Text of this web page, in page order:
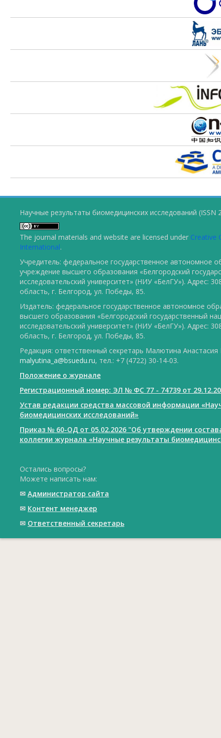
Научные результаты биомедицинских исследований (ISSN
The journal materials and website are licensed under Creative
International.
Учредитель: федеральное государственное автономное
учреждение высшего образования «Белгородский
исследовательский университет» (НИУ «БелГУ»). Адрес:
область, г. Белгород, ул. Победы, 85.
Издатель: федеральное государственное автономное
высшего образования «Белгородский государственный
исследовательский университет» (НИУ «БелГУ»). Адрес:
область, г. Белгород, ул. Победы, 85.
Редакция: ответственный секретарь Малютина
malyutina_a@bsuedu.ru, тел.: +7 (4722) 30-14-03.
Положение о журнале
Регистрационный номер: ЭЛ № ФС 77 - 74739 от
Устав редакции средства массовой информации
биомедицинских исследований»
Приказ № 60-ОД от 05.02.2026 "Об утверждении
коллегии журнала «Научные результаты
Остались вопросы?
Можете написать нам:
✉ Администратор сайта
✉ Контент менеджер
✉ Ответственный cекретарь